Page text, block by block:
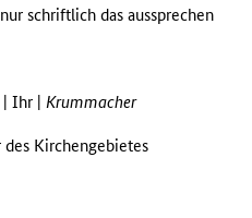
schriftlich das aussprechen
| Ihr | Krummacher
Kirchengebietes